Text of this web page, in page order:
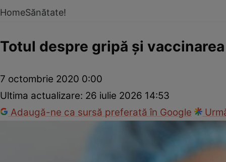
HomeSănătate!
Totul despre gripă şi
7 octombrie 2020 0:00
Ultima actualizare: 26 iulie 2026 14:53
Adaugă-ne ca sursă preferată în Google